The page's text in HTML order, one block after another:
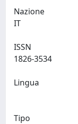
Nazione
ISSN
Lingua
Tipo